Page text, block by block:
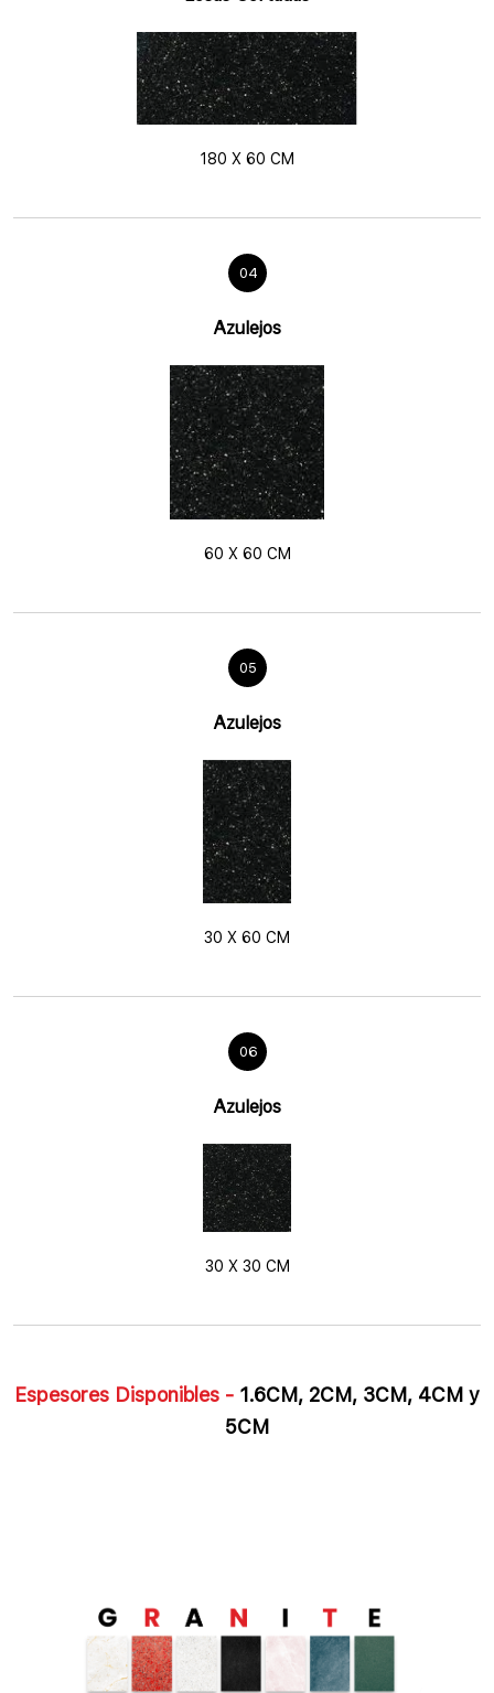
180 X 60 CM
04
Azulejos
60 X 60 CM
05
Azulejos
30 X 60 CM
06
Azulejos
30 X 30 CM
Espesores Disponibles - 1.6CM, 2CM, 3CM, 4CM y
5CM